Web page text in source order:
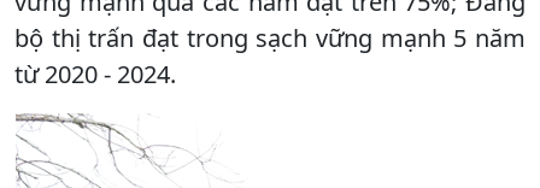
bộ thị trấn đạt trong sạch vững mạnh 5 năm
từ 2020 - 2024.